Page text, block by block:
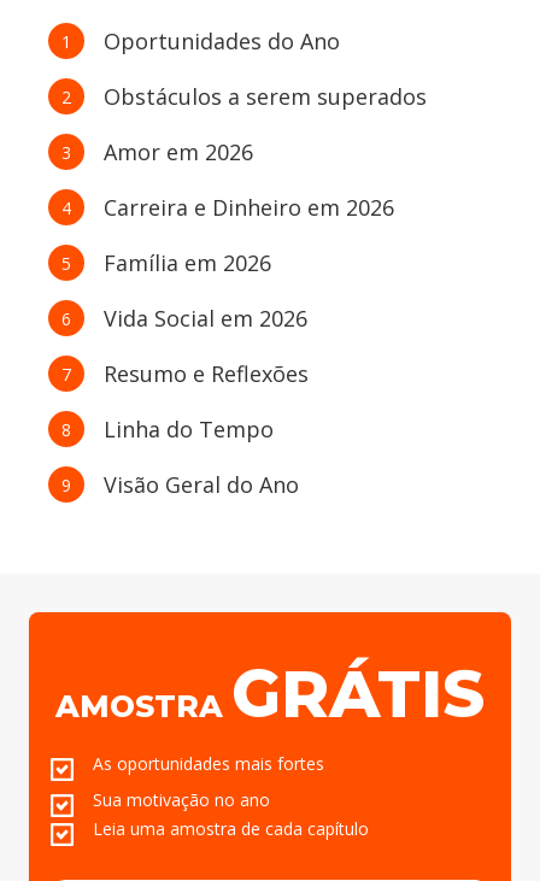
1 Oportunidades do Ano
2 Obstáculos a serem superados
3 Amor em 2026
4 Carreira e Dinheiro em 2026
5 Família em 2026
6 Vida Social em 2026
7 Resumo e Reflexões
8 Linha do Tempo
9 Visão Geral do Ano
AMOSTRA GRÁTIS
As oportunidades mais fortes
Sua motivação no ano
Leia uma amostra de cada capítulo